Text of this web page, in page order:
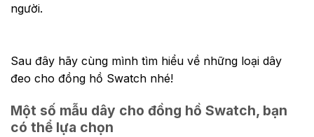
người.
Sau đây hãy cùng mình tìm hiểu về những loại dây
đeo cho đồng hồ Swatch nhé!
Một số mẫu dây cho đồng hồ Swatch, bạn
có thể lựa chọn